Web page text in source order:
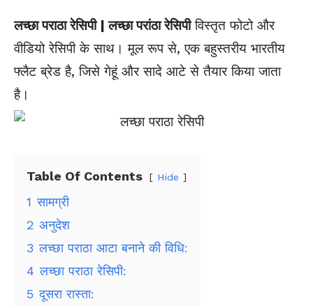
लच्छा पराठा रेसिपी | लच्छा परांठा रेसिपीविस्तृत फोटो और
वीडियो रेसिपी के साथ। मूल रूप से, एक बहुस्तरीय भारतीय
फ्लैट ब्रेड है, जिसे गेहूं और सादे आटे से तैयार किया जाता
है।
Table Of Contents Hide
1 सामग्री
2 अनुदेश
3 लच्छा पराठा आटा बनाने की विधि:
4 लच्छा पराठा रेसिपी:
5 दूसरा रास्ता: